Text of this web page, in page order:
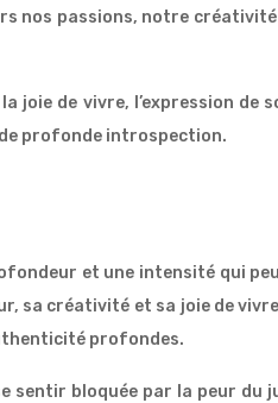
nos passions, notre
joie de vivre, l’expression de
profonde introspection.
et une intensité qui
sa créativité et sa joie de
profondes.
sentir bloquée par la peur du